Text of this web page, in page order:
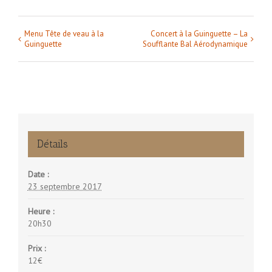
Navigation
Évènement
Menu Tête de veau à la
Guinguette
Concert à la Guinguette – La
Soufflante Bal Aérodynamique
Détails
Date :
23 septembre 2017
Heure :
20h30
Prix :
12€